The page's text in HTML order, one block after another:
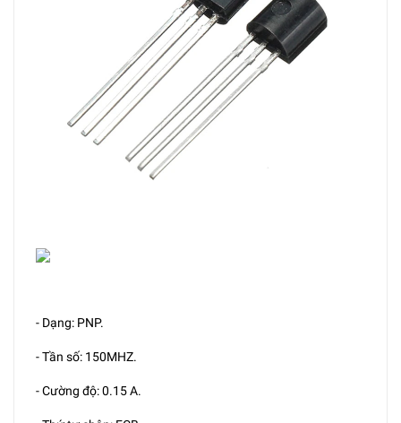
- Dạng: PNP.
- Tần số: 150MHZ.
- Cường độ: 0.15 A.